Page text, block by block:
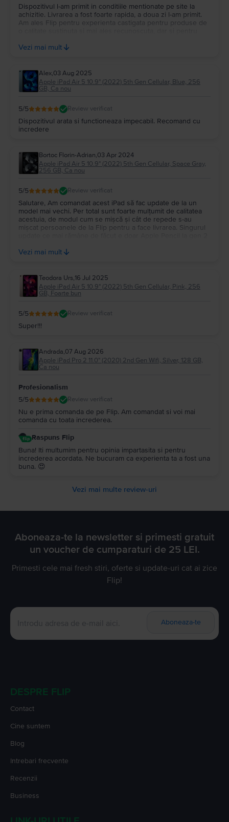
posibil să se descarce mult mai repede, în comparație cu cea a aceluiași
model, dar folosit în alte scopuri (apeluri, mesaje, social media etc.).
Apple iPad Air 5 10.9" cu 64GB sau Apple iPad Air 5 10.9" cu 256GB?
Totul depinde de nevoile tale în ceea ce privește stocarea internă, așa că
cu mai puțini GB, sugestia noastră este să optezi pentru modelul cu o
memorie mai mare.
5. Pot cumpăra unApple iPad Air 5 10.9"
Apple iPad Air 5 10.9"pe care ți-o dorești în mai multe rate, fără dobândă,
cu cardul de credit. Verifică aicicare sunt cardurile acceptate pentru a
cumpăra unApple iPad Air 5 10.9"
Dispozitivul l-am primit in conditiile mentionate pe site la
achizitie. Livrarea a fost foarte rapida, a doua zi l-am primit.
Am ales Flip pentru experienta castigata pentru produse de
primul utilizator.
Vezi mai mult
Alex,03 Aug 2025
Apple iPad Air 5 10.9" (2022) 5th Gen Cellular, Blue, 256
GB, Ca nou
5/5 Review verificat
Dispozitivul arata si functioneaza impecabil. Recomand cu
incredere
Bortoc Florin-Adrian,03 Apr 2024
Apple iPad Air 5 10.9" (2022) 5th Gen Cellular, Space Gray,
256 GB, Ca nou
5/5 Review verificat
Salutare, Am comandat acest iPad să fac update de la un
model mai vechi. Per total sunt foarte mulțumit de calitatea
acestuia, de modul cum se mișcă și cât de repede s-au
mișcat persoanele de la Flip pentru a face livrarea. Singurul
produsele.
Vezi mai mult
Teodora Urs,16 Jul 2025
Apple iPad Air 5 10.9" (2022) 5th Gen Cellular, Pink, 256
GB, Foarte bun
5/5 Review verificat
Super!!!
Andrada,07 Aug 2026
Apple iPad Pro 2 11.0" (2020) 2nd Gen Wifi, Silver, 128 GB,
Ca nou
Profesionalism
5/5 Review verificat
Nu e prima comanda de pe Flip. Am comandat si voi mai
comanda cu toata increderea.
Raspuns Flip
Buna! Iti multumim pentru opinia impartasita si pentru
increderea acordata. Ne bucuram ca experienta ta a fost una
buna. 😍
Vezi mai multe review-uri
Aboneaza-te la newsletter si primesti gratuit
un voucher de cumparaturi de 25 LEI.
Primesti cele mai fresh stiri, oferte si update-uri cat ai zice
Flip!
Aboneaza-te
DESPRE FLIP
Contact
Cine suntem
Blog
Intrebari frecvente
Recenzii
Business